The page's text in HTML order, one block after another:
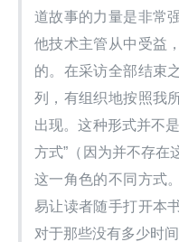
道故事的力量是非常
他技术主管从中受益
的。在采访全部结束
列，有组织地按照我
出现。这种形式并不
方式”（因为并不存在
这一角色的不同方式
易让读者随手打开本
对于那些没有多少时